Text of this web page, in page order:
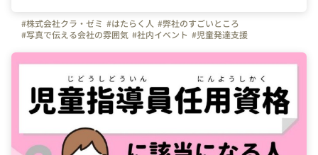
#株式会社クラ・ゼミ #はたらく人 #弊社のすごいところ
#写真で伝える会社の雰囲気 #社内イベント #児童発達支援
#イベント #福祉の仕事 #保育士 #教員免許 #児童指導員任用資格
#公認心理師 #臨床心理士 #理学療法士 #作業療法士 #言語聴覚士
#スキルアップ #風通しの良い職場